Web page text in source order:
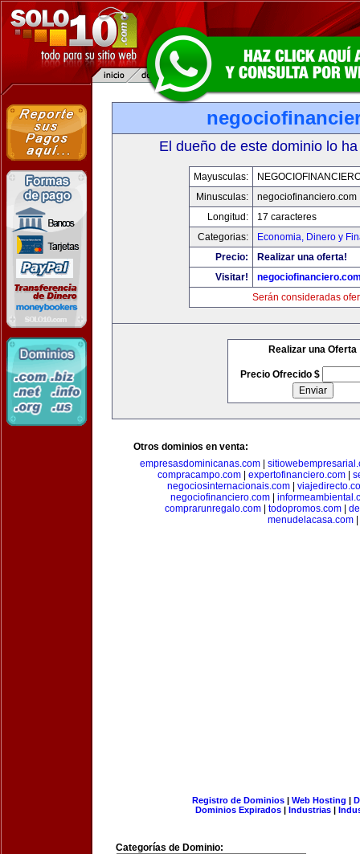
El dueño de este dominio lo
Mayusculas:
Minusculas:
negociofinanciero.com
Longitud:
17 caracteres
Categorias:
Economia, Dinero y
Precio:
Realizar una oferta!
Visitar!
Serán consideradas
Realizar una Oferta
Precio Ofrecido $
Otros dominios en venta:
empresasdominicanas.com|
compracampo.com| expertofinanciero.com|
negociosinternacionais.com
negociofinanciero.com
comprarunregalo.com| todopromos.com|
menudelacasa.com|
Registro de Dominios| Web Hosting |
Dominios Expirados | Industrias |
Categorías de Dominio: